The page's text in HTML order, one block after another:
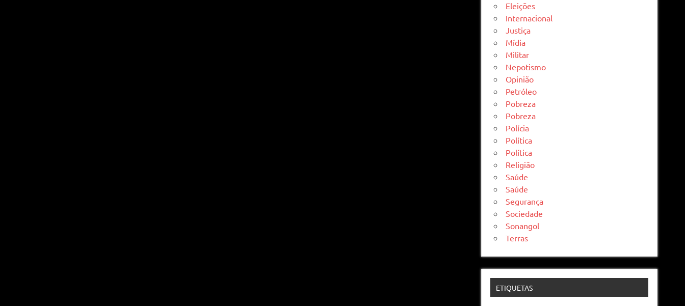
Eleições
Internacional
Justiça
Mídia
Militar
Nepotismo
Opinião
Petróleo
Pobreza
Pobreza
Polícia
Política
Política
Religião
Saúde
Saúde
Segurança
Sociedade
Sonangol
Terras
ETIQUETAS